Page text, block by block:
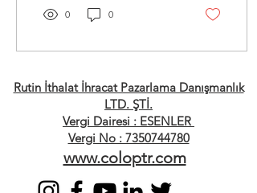
0 0
Rutin İthalat İhracat Pazarlama Danışmanlık
LTD. ŞTİ.
Vergi Dairesi : ESENLER
Vergi No : 7350744780
www.coloptr.com